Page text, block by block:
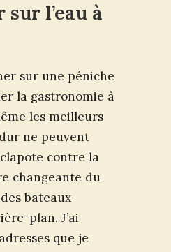
sur l’eau à
sur une péniche
la gastronomie à
les meilleurs
ne peuvent
contre la
changeante du
bateaux-
plan. J’ai
que je